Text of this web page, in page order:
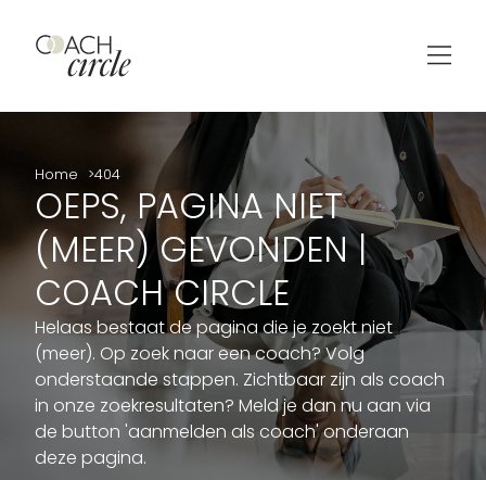
Home 404
OEPS, PAGINA NIET
(MEER) GEVONDEN |
COACH CIRCLE
Helaas bestaat de pagina die je zoekt niet
(meer). Op zoek naar een coach? Volg
onderstaande stappen. Zichtbaar zijn als coach
in onze zoekresultaten? Meld je dan nu aan via
de button 'aanmelden als coach' onderaan
deze pagina.